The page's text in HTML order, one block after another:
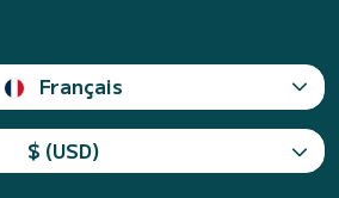
Français
$ (USD)